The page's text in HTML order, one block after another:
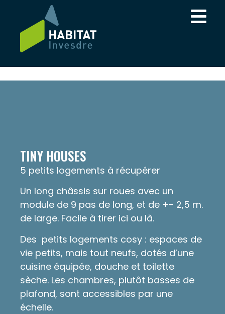
TINY HOUSES
5 petits logements à récupérer
Un long châssis sur roues avec un
module de 9 pas de long, et de +- 2,5 m.
de large. Facile à tirer ici ou là.
Des petits logements cosy : espaces de
vie petits, mais tout neufs, dotés d’une
cuisine équipée, douche et toilette
sèche. Les chambres, plutôt basses de
plafond, sont accessibles par une
échelle.